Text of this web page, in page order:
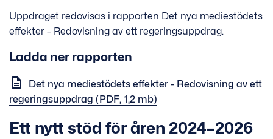
Uppdraget redovisas i rapporten Det nya mediestödets
effekter – Redovisning av ett regeringsuppdrag.
Ladda ner rapporten
Det nya mediestödets effekter - Redovisning av ett
regeringsuppdrag (PDF, 1,2 mb)
Ett nytt stöd för åren 2024–2026